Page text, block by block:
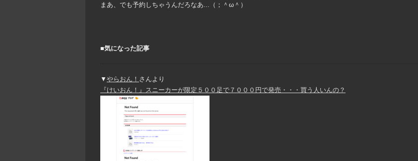
まあ、でも予約しちゃうんだろなあ...（；＾ω＾）
■気になった記事
▼ やらおん！ さんより
『けいおん！』スニーカーが限定５００足で７０００円で発売・・・買う人いんの？